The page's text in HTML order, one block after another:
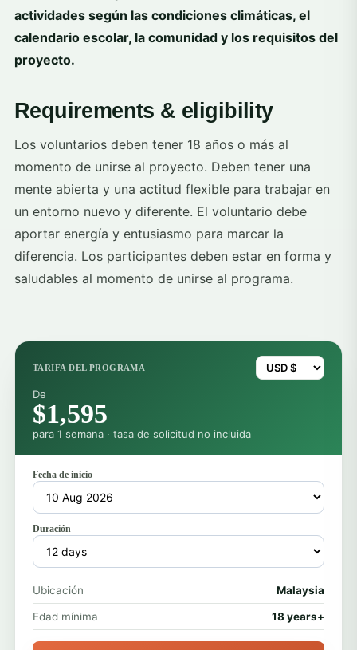
actividades según las condiciones climáticas, el
calendario escolar, la comunidad y los requisitos del
proyecto.
Requirements & eligibility
Los voluntarios deben tener 18 años o más al
momento de unirse al proyecto. Deben tener una
mente abierta y una actitud flexible para trabajar en
un entorno nuevo y diferente. El voluntario debe
aportar energía y entusiasmo para marcar la
diferencia. Los participantes deben estar en forma y
saludables al momento de unirse al programa.
TARIFA DEL PROGRAMA
De
$1,595
para 1 semana · tasa de solicitud no incluida
Fecha de inicio
Duración
Ubicación Malaysia
Edad mínima 18 years+